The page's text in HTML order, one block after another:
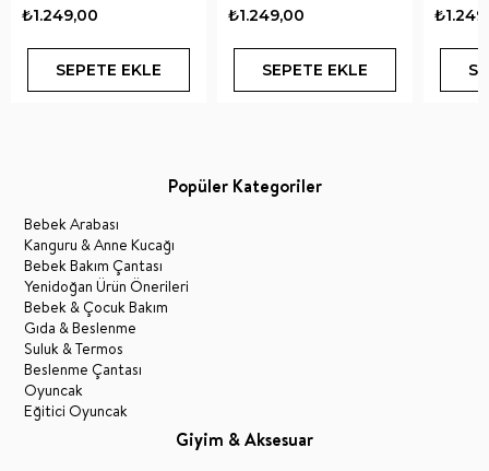
₺1.249,00
SEPETE EKLE
₺1.249,00
SEPETE EKLE
Popüler Kategoriler
Bebek Arabası
Kanguru & Anne Kucağı
Bebek Bakım Çantası
Yenidoğan Ürün Önerileri
Bebek & Çocuk Bakım
Gıda & Beslenme
Suluk & Termos
Beslenme Çantası
Oyuncak
Eğitici Oyuncak
Giyim & Aksesuar